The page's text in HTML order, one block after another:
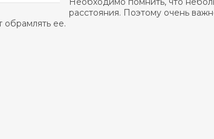
расстояния. Поэтому очень
обрамлять ее.